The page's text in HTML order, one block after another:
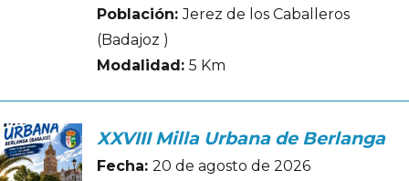
Población:Jerez de los Caballeros
(Badajoz )
Modalidad: 5 Km
XXVIII Milla Urbana de Berlanga
Fecha: 20 de agosto de 2026